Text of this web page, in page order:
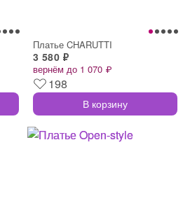
Платье CHARUTTI
3 580 ₽
вернём до 1 070 ₽
198
В корзину